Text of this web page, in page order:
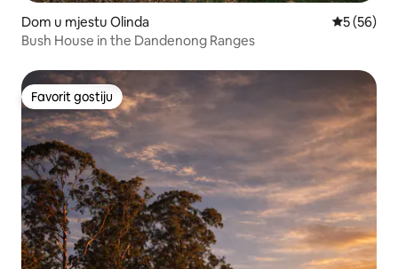
Dom u mjestu Olinda Prosječna
5 (56)
Bush House in the Dandenong Ranges
Favorit gostiju
Favorit gostiju